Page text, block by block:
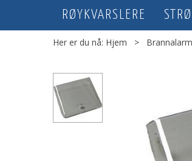
RØYKVARSLERE
Her er du nå: Hjem > Brannalarm